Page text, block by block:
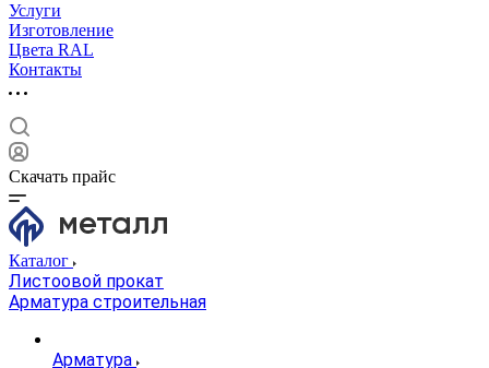
Услуги
Изготовление
Цвета RAL
Контакты
Скачать прайс
Каталог
Листоовой прокат
Арматура строительная
Арматура